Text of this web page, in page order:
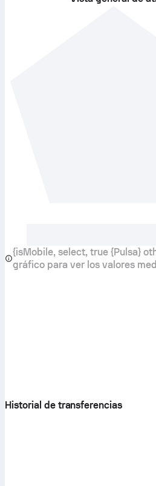
{isMobile, select, true {Pulsa}
gráfico para ver los valores
Historial de transferencias